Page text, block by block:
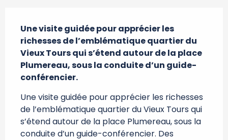
Une visite guidée pour apprécier les
richesses de l’emblématique quartier du
Vieux Tours qui s’étend autour de la place
Plumereau, sous la conduite d’un guide-
conférencier.
Une visite guidée pour apprécier les richesses
de l’emblématique quartier du Vieux Tours qui
s’étend autour de la place Plumereau, sous la
conduite d’un guide-conférencier. Des